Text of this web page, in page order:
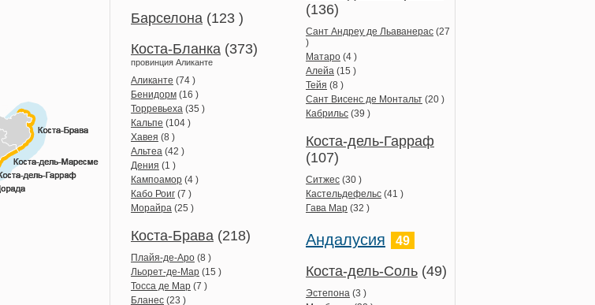
Барселона (123 )
Коста-Бланка (373)
провинция Аликанте
Аликанте (74 )
Бенидорм (16 )
Торревьеха (35 )
Кальпе (104 )
Хавея (8 )
Альтеа (42 )
Дения (1 )
Кампоамор (4 )
Кабо Роиг (7 )
Морайра (25 )
Коста-Брава (218)
Плайя-де-Аро (8 )
Льорет-де-Мар (15 )
Тосса де Мар (7 )
Бланес (23 )
(136)
Сант Андреу де Льаванерас (27
)
Матаро (4 )
Алейа (15 )
Тейя (8 )
Сант Висенс де Монтальт (20 )
Кабрильс (39 )
Коста-дель-Гарраф
(107)
Ситжес (30 )
Кастельдефельс (41 )
Гава Мар (32 )
Андалусия 49
Коста-дель-Соль (49)
Эстепона (3 )